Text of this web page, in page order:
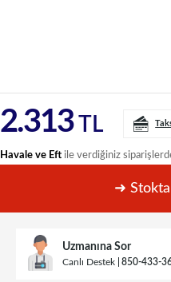
2.313TL
Havale ve Eft ile verdiğiniz
➜ Stokta
Uzmanına Sor
Canlı Destek 850-433-